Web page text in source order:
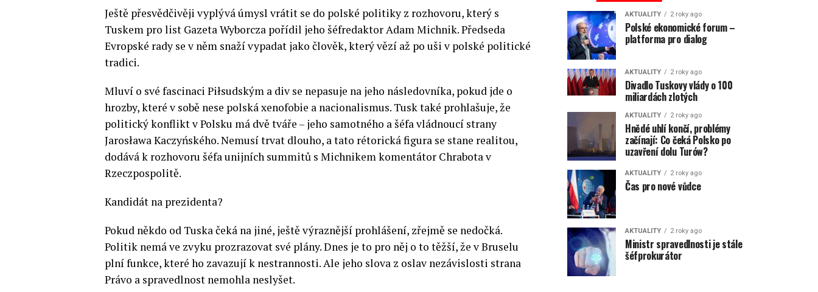
Ještě přesvědčivěji vyplývá úmysl vrátit se do polské politiky z rozhovoru, který s
Tuskem pro list Gazeta Wyborcza pořídil jeho šéfredaktor Adam Michnik. Předseda
Evropské rady se v něm snaží vypadat jako člověk, který vězí až po uši v polské politické
tradici.
Mluví o své fascinaci Piłsudským a div se nepasuje na jeho následovníka, pokud jde o
hrozby, které v sobě nese polská xenofobie a nacionalismus. Tusk také prohlašuje, že
politický konflikt v Polsku má dvě tváře – jeho samotného a šéfa vládnoucí strany
Jarosława Kaczyńského. Nemusí trvat dlouho, a tato rétorická figura se stane realitou,
dodává k rozhovoru šéfa unijních summitů s Michnikem komentátor Chrabota v
Rzeczpospolitě.
Kandidát na prezidenta?
Pokud někdo od Tuska čeká na jiné, ještě výraznější prohlášení, zřejmě se nedočká.
Politik nemá ve zvyku prozrazovat své plány. Dnes je to pro něj o to těžší, že v Bruselu
plní funkce, které ho zavazují k nestrannosti. Ale jeho slova z oslav nezávislosti strana
Právo a spravedlnost nemohla neslyšet.
AKTUALITY 2 roky ago
Polské ekonomické forum –
platforma pro dialog
AKTUALITY 2 roky ago
Divadlo Tuskovy vlády o 100
miliardách zlotých
AKTUALITY 2 roky ago
Hnědé uhlí končí, problémy
začínají: Co čeká Polsko po
uzavření dolu Turów?
AKTUALITY 2 roky ago
Čas pro nové vůdce
AKTUALITY 2 roky ago
Ministr spravedlnosti je stále
šéfprokurátor